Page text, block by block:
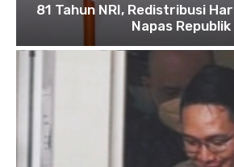
81 Tahun NRI, Redistribusi
Napas Republik